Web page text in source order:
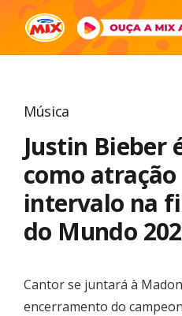
Música
Justin Bieber
como
intervalo na
do Mundo
Cantor se juntará à
encerramento do